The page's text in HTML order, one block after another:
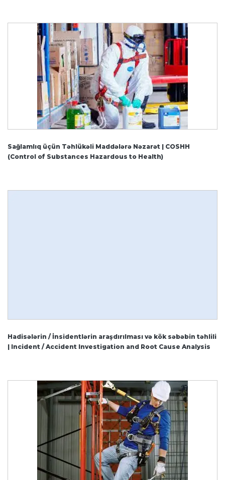
Sağlamlıq üçün Təhlükəli Maddələrə Nəzarət | COSHH
(Control of Substances Hazardous to Health)
Hadisələrin / İnsidentlərin araşdırılması və kök səbəbin təhlili
| Incident / Accident Investigation and Root Cause Analysis